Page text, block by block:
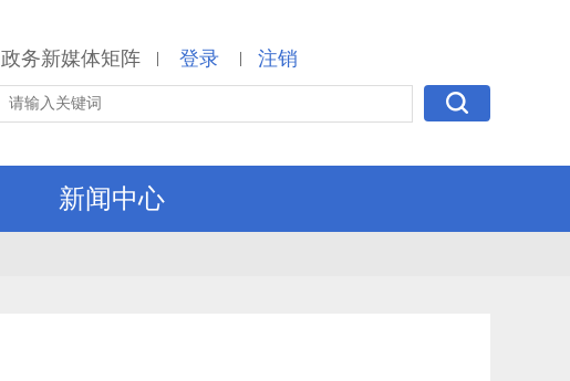
政务新媒体矩阵 | 登录 | 注销
新闻中心